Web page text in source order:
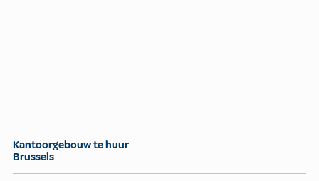
Kantoorgebouw te huur
Brussels